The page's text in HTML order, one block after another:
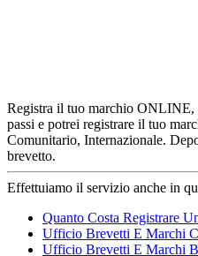
Registra il tuo marchio ONLINE,
passi e potrei registrare il tuo
Comunitario, Internazionale.
brevetto.
Effettuiamo il servizio anche in
Quanto Costa Registrare
Ufficio Brevetti E Marchi
Ufficio Brevetti E Marchi